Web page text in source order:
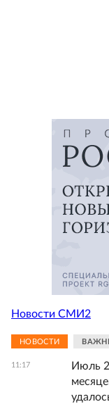
Новости СМИ2
НОВОСТИ
11:17
Июль